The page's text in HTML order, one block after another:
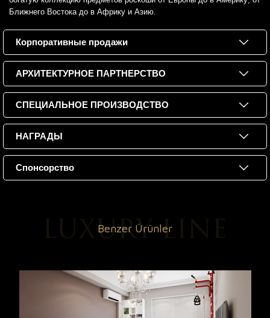
Ближнего Востока до в Африку и Азию.
Корпоративные продажи
АРХИТЕКТУРНОЕ ПАРТНЕРСТВО
СПЕЦИАЛЬНОЕ ПРОИЗВОДСТВО
НАГРАДЫ
Спонсорство
Benzer Ürünler